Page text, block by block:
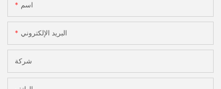
اسم
البريد الإلكتروني
شركة